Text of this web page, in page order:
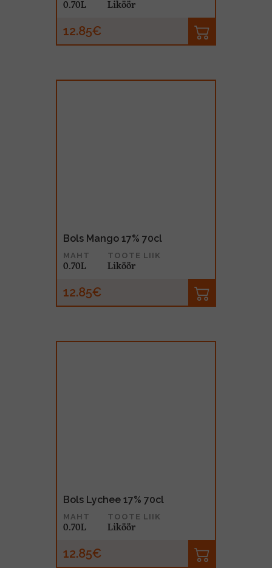
0.70L
Liköör
12.85€
Bols Mango 17% 70cl
MAHT
0.70L
TOOTE LIIK
Liköör
12.85€
Bols Lychee 17% 70cl
MAHT
0.70L
TOOTE LIIK
Liköör
12.85€